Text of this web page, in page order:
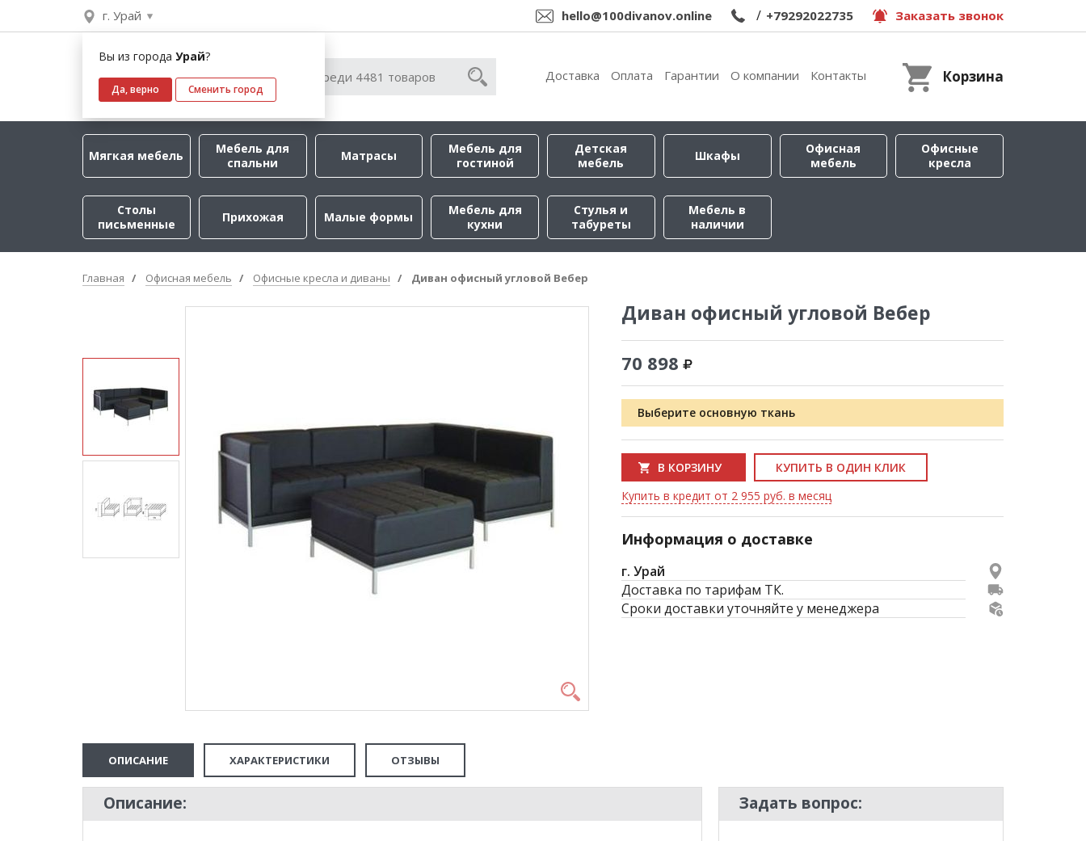
г. Урай
Вы из города Урай?
Да, верно Сменить город
hello@100divanov.online / +79292022735 Заказать звонок
Доставка Оплата Гарантии О компании Контакты Корзина
Мягкая мебель
Мебель для
спальни
Матрасы
Мебель для
гостиной
Детская
мебель
Шкафы
Офисная
мебель
Офисные
кресла
Столы
письменные
Прихожая Малые формы
Мебель для
кухни
Стулья и
табуреты
Мебель в
наличии
Главная Офисная мебель Офисные кресла и диваны Диван офисный угловой Вебер
Диван офисный угловой Вебер
70 898
Выберите основную ткань
В КОРЗИНУ
КУПИТЬ В ОДИН КЛИК
Купить в кредит от 2 955 руб. в месяц
Информация о доставке
г. Урай
Доставка по тарифам ТК.
Сроки доставки уточняйте у менеджера
ОПИСАНИЕ ХАРАКТЕРИСТИКИ ОТЗЫВЫ
Описание: Задать вопрос: